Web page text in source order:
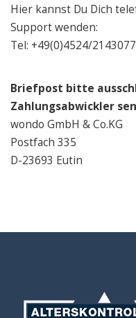
Hier kannst Du Dich
Support wenden:
Tel: +49(0)4524/
Briefpost bitte
Zahlungsabwickler
wondo GmbH & Co.KG
Postfach 335
D-23693 Eutin